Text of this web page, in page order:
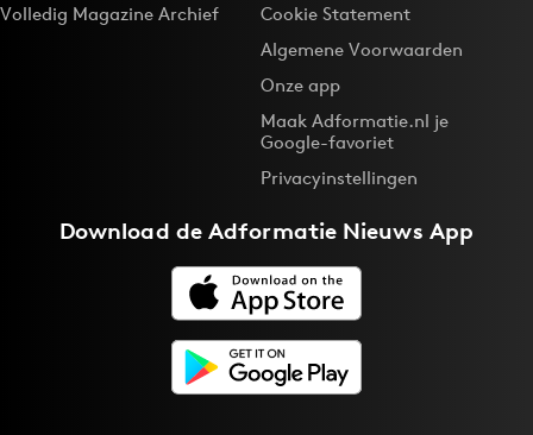
Volledig Magazine Archief
Cookie Statement
Algemene Voorwaarden
Onze app
Maak Adformatie.nl je
Google-favoriet
Privacyinstellingen
Download deAdformatie Nieuws App